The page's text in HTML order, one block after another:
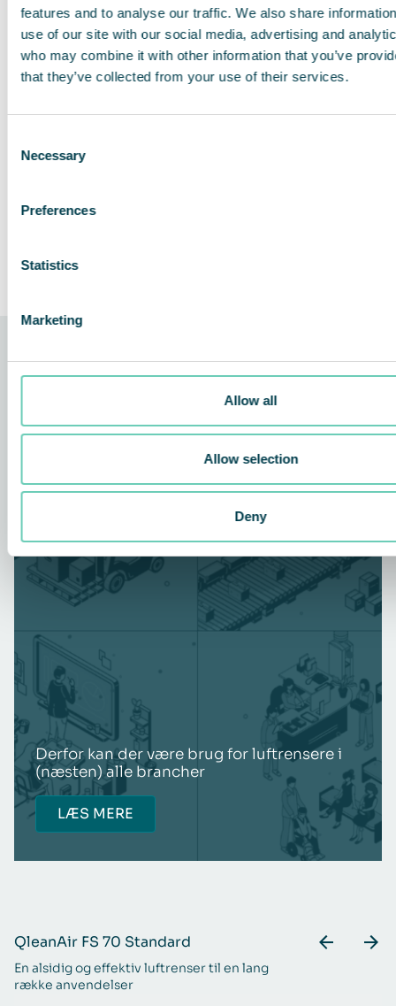
features and to analyse our traffic. We also share
use of our site with our social media, advertising and
who may combine it with other information that you’ve
that they’ve collected from your use of their services.
Selection
Necessary
Preferences
Statistics
Marketing
Allow all
Allow selection
Deny
Læs mere om luftrensningsløsninger i
produktionsindustrien
fungerer, og hvordan det kan bidrage til et bedre
arbejdsmiljø, renere produkter, mindre
Relaterede nyheder
AIR CLEANERS
Derfor kan der være brug for luftrensere i
(næsten) alle brancher
LÆS MERE
QleanAir FS 70 Standard
En alsidig og effektiv luftrenser til en lang
række anvendelser